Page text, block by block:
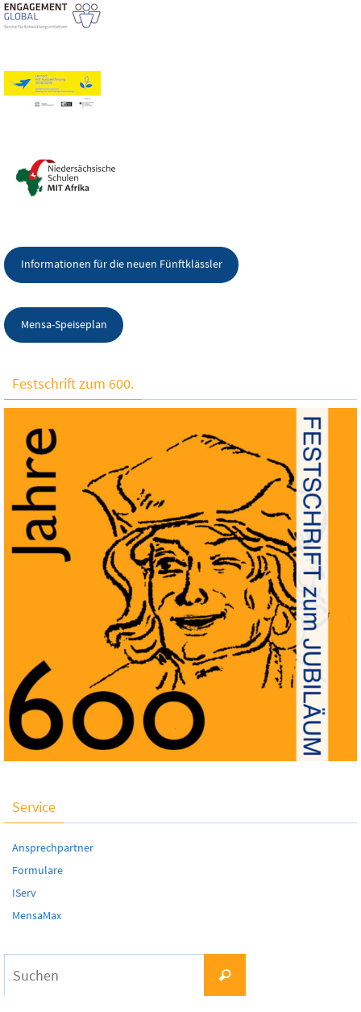
Informationen für die neuen Fünftklässler
Mensa-Speiseplan
Festschrift zum 600.
Service
Ansprechpartner
Formulare
IServ
MensaMax
Suchen